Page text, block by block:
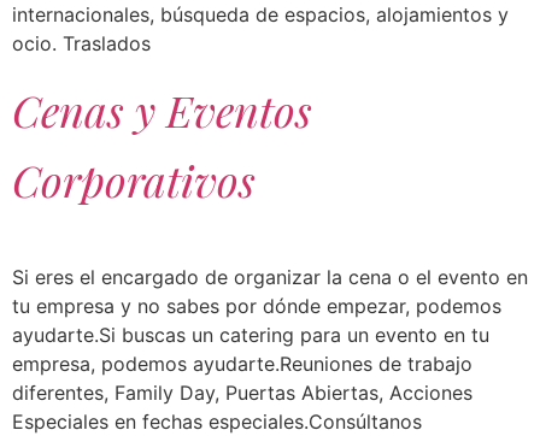
internacionales, búsqueda de espacios, alojamientos y
ocio. Traslados
Cenas y Eventos
Corporativos
Si eres el encargado de organizar la cena o el evento en
tu empresa y no sabes por dónde empezar, podemos
ayudarte.Si buscas un catering para un evento en tu
empresa, podemos ayudarte.Reuniones de trabajo
diferentes, Family Day, Puertas Abiertas, Acciones
Especiales en fechas especiales.Consúltanos